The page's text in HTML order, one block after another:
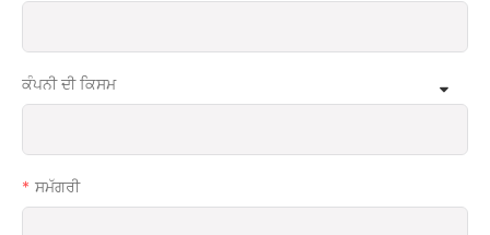
ਕੰਪਨੀ ਦੀ ਕਿਸਮ
ਸਮੱਗਰੀ